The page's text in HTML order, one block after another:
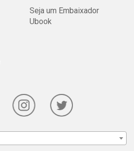
Seja um Embaixador
Ubook